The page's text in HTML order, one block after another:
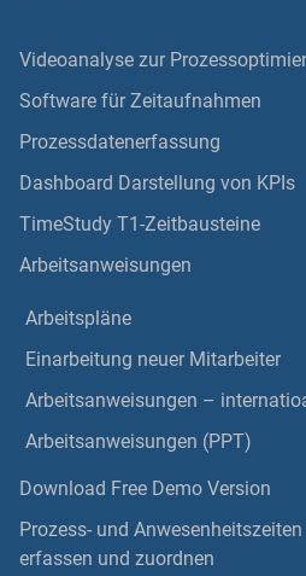
Videoanalyse zur
Software für Zeitaufnahmen
Prozessdatenerfassung
Dashboard Darstellung von KPIs
TimeStudy T1-Zeitbausteine
Arbeitsanweisungen
Arbeitspläne
Einarbeitung neuer Mitarbeiter
Arbeitsanweisungen –
Arbeitsanweisungen (PPT)
Download Free Demo Version
Prozess- und
erfassen und zuordnen